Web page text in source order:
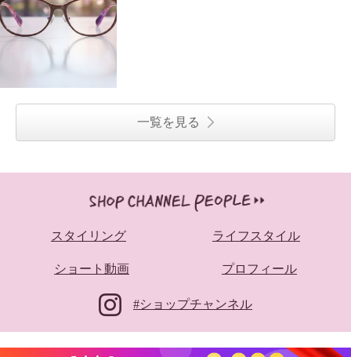
一覧を見る
スタイリング ライフスタイル
ショート動画 プロフィール
#ショップチャンネル